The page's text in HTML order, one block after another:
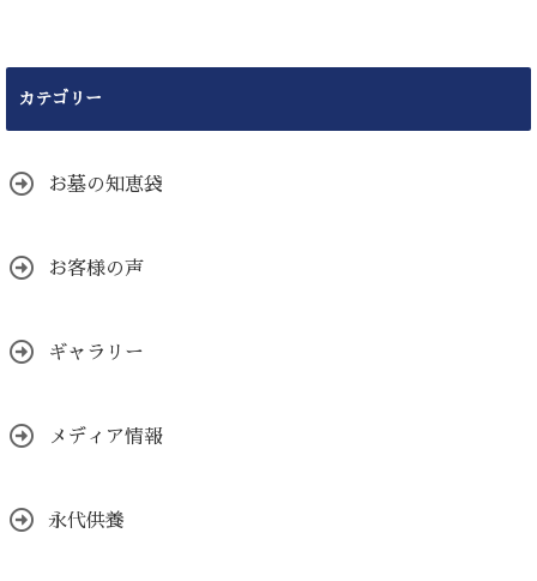
カテゴリー
お墓の知恵袋
お客様の声
ギャラリー
メディア情報
永代供養